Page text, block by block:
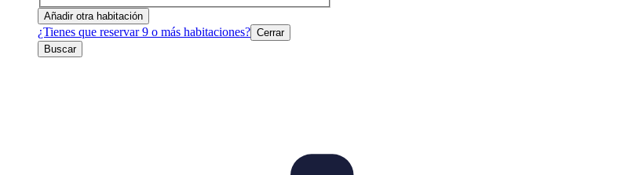
Añadir otra habitación
¿Tienes que reservar 9 o más habitaciones? Cerrar
Buscar